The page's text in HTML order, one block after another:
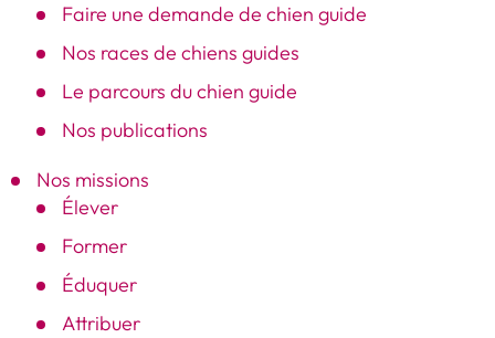
Faire une demande de chien guide
Nos races de chiens guides
Le parcours du chien guide
Nos publications
Nos missions
Élever
Former
Éduquer
Attribuer